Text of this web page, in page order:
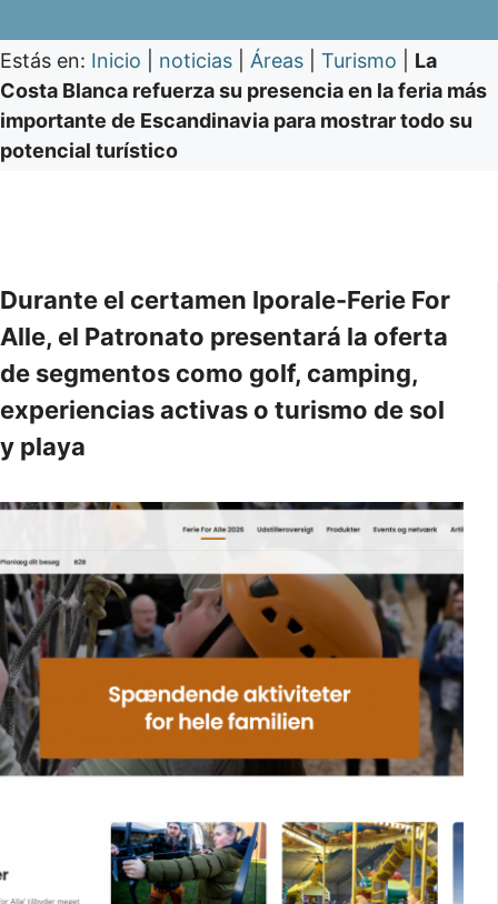
Estás en: Inicio noticias Áreas Turismo
La
Costa Blanca refuerza su presencia en la feria más
importante de Escandinavia para mostrar todo su
potencial turístico
Durante el certamen Iporale-Ferie For
Alle, el Patronato presentará la oferta
de segmentos como golf, camping,
experiencias activas o turismo de sol
y playa